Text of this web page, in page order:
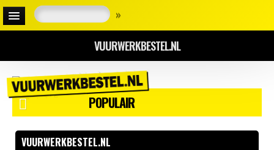
»
VUURWERKBESTEL.NL
POPULAIR
VUURWERKBESTEL.NL